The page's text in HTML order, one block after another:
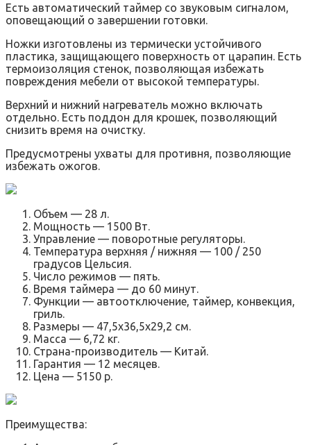
Есть автоматический таймер со звуковым сигналом,
оповещающий о завершении готовки.
Ножки изготовлены из термически устойчивого
пластика, защищающего поверхность от царапин. Есть
термоизоляция стенок, позволяющая избежать
повреждения мебели от высокой температуры.
Верхний и нижний нагреватель можно включать
отдельно. Есть поддон для крошек, позволяющий
снизить время на очистку.
Предусмотрены ухваты для противня, позволяющие
избежать ожогов.
Объем — 28 л.
Мощность — 1500 Вт.
Управление — поворотные регуляторы.
Температура верхняя / нижняя — 100 / 250
градусов Цельсия.
Число режимов — пять.
Время таймера — до 60 минут.
Функции — автоотключение, таймер, конвекция,
гриль.
Размеры — 47,5х36,5х29,2 см.
Масса — 6,72 кг.
Страна-производитель — Китай.
Гарантия — 12 месяцев.
Цена — 5150 р.
Преимущества: